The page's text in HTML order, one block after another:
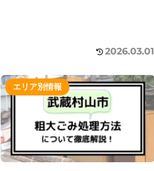
2026.03.01
エリア別情報